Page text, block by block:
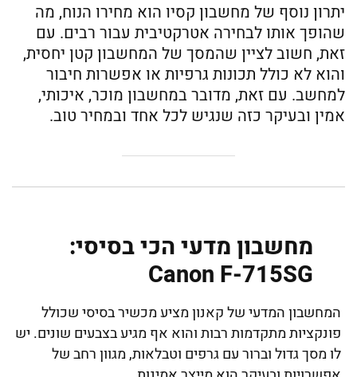
יתרון נוסף של מחשבון קסיו הוא מחירו הנוח, מה
שהופך אותו לבחירה אטרקטיבית עבור רבים. עם
זאת, חשוב לציין שהמסך של המחשבון קטן יחסית,
והוא לא כולל תכונות גרפיות או אפשרות חיבור
למחשב. עם זאת, מדובר במחשבון מוכר, איכותי,
אמין ובעיקר כזה שנגיש לכל אחד ובמחיר טוב.
מחשבון מדעי הכי בסיסי:
Canon F-715SG
המחשבון המדעי של קאנון מציע מכשיר בסיסי שכולל
פונקציות מתקדמות רבות והוא אף מגיע בצבעים שונים. יש
לו מסך גדול וברור עם גרפים וטבלאות, מגוון רחב של